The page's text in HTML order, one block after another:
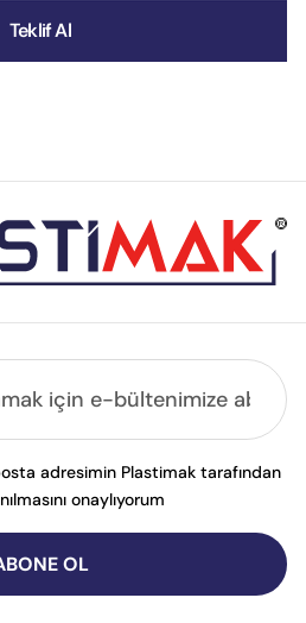
Teklif Al
OL
adresimin Plastimak tarafından
onaylıyorum